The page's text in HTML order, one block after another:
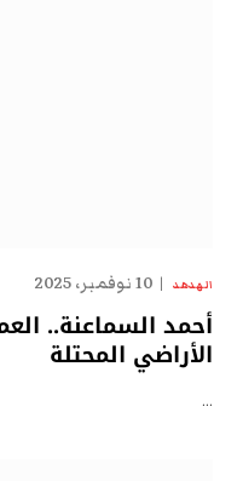
الهدهد 10 نوفمبر، 2025
أحمد السماعنة..
الأراضي المحتلة
…